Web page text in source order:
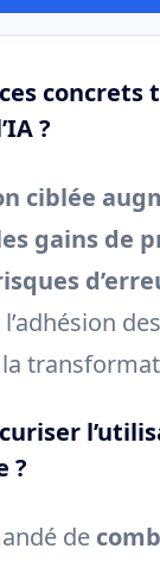
concrets
?
ciblée
gains de
la
?
de